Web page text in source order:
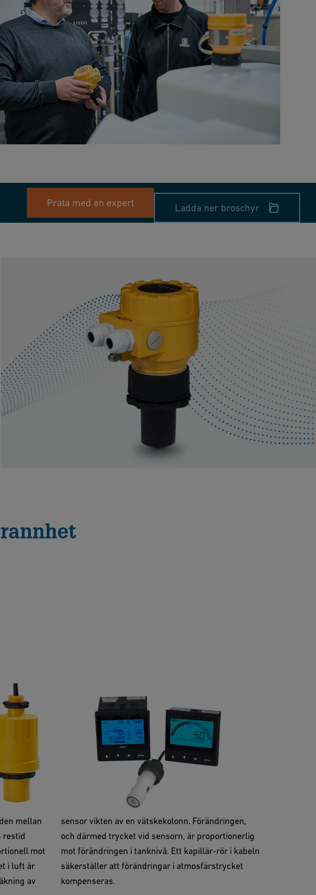
Prata med en expert Ladda ner broschyr
mellan
restid
mot
i luft är
av
Monterad genom tankväggen eller nedsänkt från
toppen av tanken mäter en Signet hydrostatisk
sensor vikten av en vätskekolonn. Förändringen,
och därmed trycket vid sensorn, är proportionerlig
mot förändringen i tanknivå. Ett kapillär-rör i kabeln
säkerställer att förändringar i atmosfärstrycket
kompenseras.